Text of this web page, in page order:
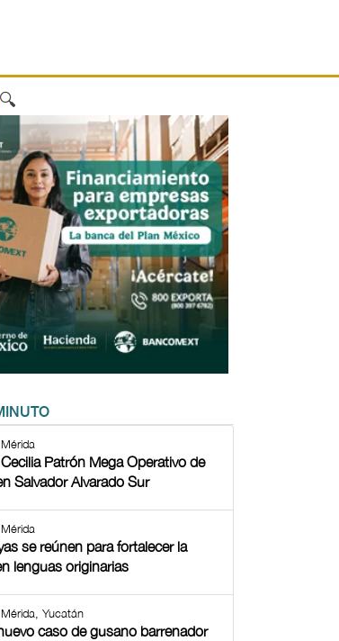
🔍
Patrón Mega Operativo de
Salvador Alvarado Sur
se reúnen para fortalecer la
lenguas originarias
Yucatán
caso de gusano barrenador